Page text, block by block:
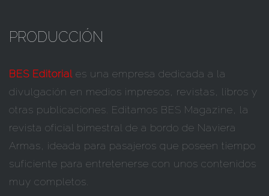
PRODUCCIÓN
BES Editorial es una empresa dedicada a la
divulgación en medios impresos, revistas, libros y
otras publicaciones. Editamos BES Magazine, la
revista oficial bimestral de a bordo de Naviera
Armas, ideada para pasajeros que poseen tiempo
suficiente para entretenerse con unos contenidos
muy completos.